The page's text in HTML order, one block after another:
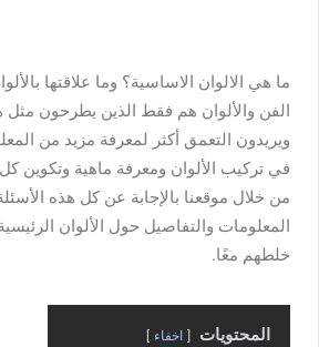
ما هي الالوان الاساسية؟ وما علاقتها
الفن والألوان هم فقط الذين يطرحون مثل
ويريدون التعمق أكثر لمعرفة مزيد من
في تركيب الألوان ومعرفة ماهية وتكوين
من خلال موقعنا بالإجابة عن كل هذه
المعلومات والتفاصيل حول الألوان
خلطهم معًا.
المحتويات اخفاء